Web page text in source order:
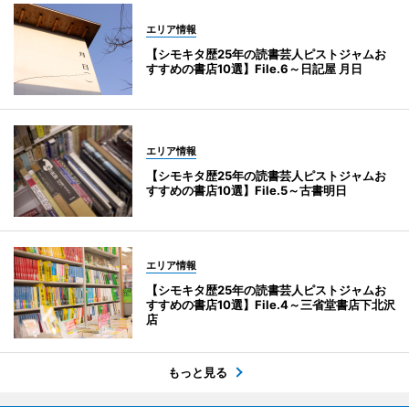
エリア情報
【シモキタ歴25年の読書芸人ピストジャムお
すすめの書店10選】File.6～日記屋 月日
エリア情報
【シモキタ歴25年の読書芸人ピストジャムお
すすめの書店10選】File.5～古書明日
エリア情報
【シモキタ歴25年の読書芸人ピストジャムお
すすめの書店10選】File.4～三省堂書店下北沢
店
もっと見る